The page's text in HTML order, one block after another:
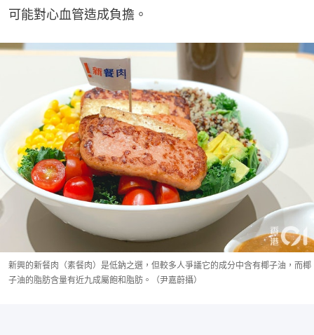
可能對心血管造成負擔。
新興的新餐肉（素餐肉）是低鈉之選，但較多人爭議它的成分中含有椰子油，而椰
子油的脂肪含量有近九成屬飽和脂肪。（尹嘉蔚攝）